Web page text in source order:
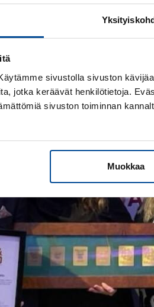
sivustolla sivuston
jotka keräävät henkilötietoja.
sivuston toiminnan
Muokkaa
ja
ja valtakunnallisena